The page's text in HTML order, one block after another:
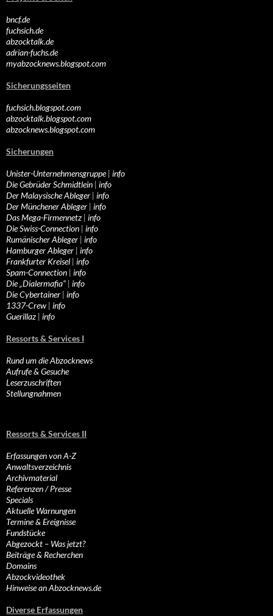
bncf.de
fuchsich.de
abzocktalk.de
adrian-fuchs.de
myabzocknews.blogspot.com
Sicherungsseiten
fuchsich.blogspot.com
abzocktalk.blogspot.com
abzocknews.blogspot.com
Sicherungen
Unister-Unternehmensgruppe| info
Die Gebrüder Schmidtlein | info
Der Malaysische Ableger | info
Der Münchener Ableger | info
Das Mega-Firmennetz | info
Die Swiss-Connection | info
Rumänischer Ableger | info
Hamburger Ableger | info
Frankfurter Kreisel | info
Spam-Connection | info
Die „Dialermafia“ | info
Die Cybertainer | info
1337-Crew | info
Guerillaz | info
Ressorts & Services I
Rund um die Abzocknews
Aufrufe & Gesuche
Leserzuschriften
Stellungnahmen
Ressorts & Services II
Erfassungen von A-Z
Anwaltsverzeichnis
Archivmaterial
Referenzen / Presse
Specials
Aktuelle Warnungen
Termine & Ereignisse
Fundstücke
Abgezockt – Was jetzt?
Beiträge & Recherchen
Domains
Abzockvideothek
Hinweise an Abzocknews.de
Diverse Erfassungen